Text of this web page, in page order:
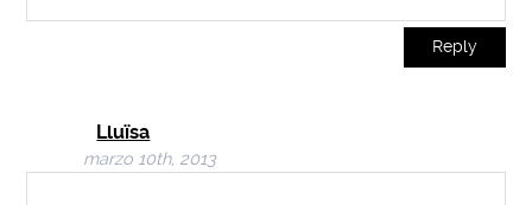
Reply
Lluïsa
marzo 10th, 2013